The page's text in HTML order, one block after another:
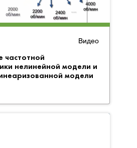
Видео
частотной
нелинейной модели и
модели